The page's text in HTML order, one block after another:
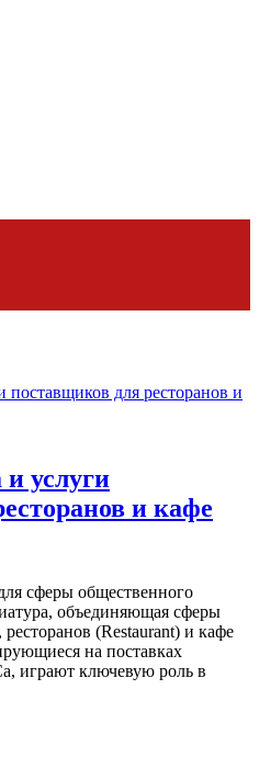
услуги
и кафе
сферы общественного
объединяющая сферы
(Restaurant) и кафе
на поставках
играют ключевую роль в